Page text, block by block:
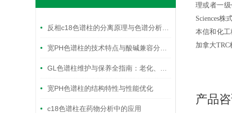
反相c18色谱柱的分离原理与色谱分析应用要点
宽PH色谱柱的技术特点与酸碱兼容分离应用解析
GL色谱柱维护与保养全指南：老化、清洗与存储最佳实践
宽PH色谱柱的结构特性与性能优化
c18色谱柱在药物分析中的应用
理或者一
Sciences株
本信和化工
加拿大
产品